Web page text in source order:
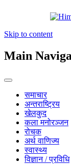
Skip to content
Main
समाचार
अन्तराष्ट्रिय
खेलकुद
कला मनोरञ्जन
रोचक
अर्थ वाणिज्य
स्वास्थ्य
विज्ञान / प्रविधि